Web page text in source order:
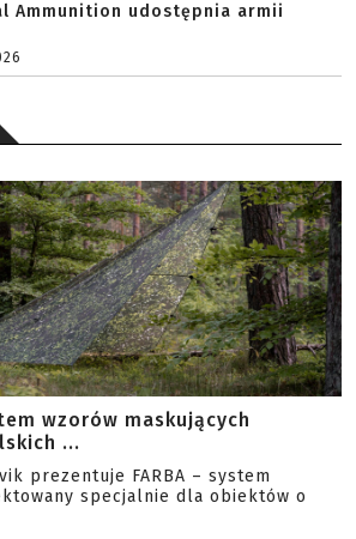
Ammunition udostępnia armii
wzorów maskujących
...
prezentuje FARBA – system
specjalnie dla obiektów o